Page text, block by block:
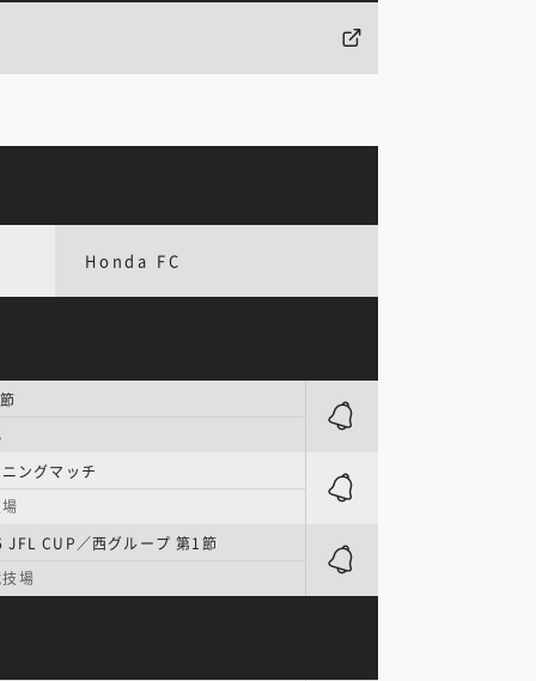
Honda FC
グマッチ
CUP／西グループ 第1節
場